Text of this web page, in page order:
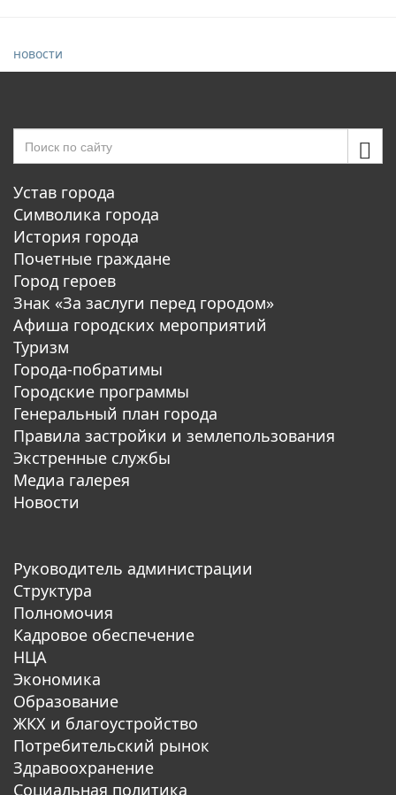
новости
Устав города
Символика города
История города
Почетные граждане
Город героев
Знак «За заслуги перед городом»
Афиша городских мероприятий
Туризм
Города-побратимы
Городские программы
Генеральный план города
Правила застройки и землепользования
Экстренные службы
Медиа галерея
Новости
Руководитель администрации
Структура
Полномочия
Кадровое обеспечение
НЦА
Экономика
Образование
ЖКХ и благоустройство
Потребительский рынок
Здравоохранение
Социальная политика